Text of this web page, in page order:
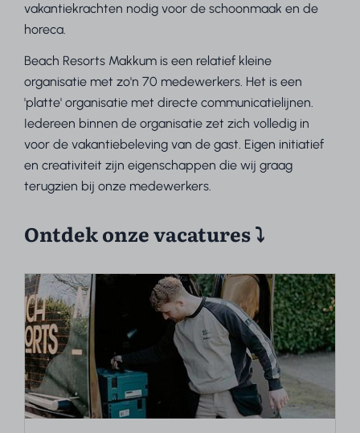
vakantiekrachten nodig voor de schoonmaak en de
horeca.
Beach Resorts Makkum is een relatief kleine
organisatie met zo'n 70 medewerkers. Het is een
'platte' organisatie met directe communicatielijnen.
Iedereen binnen de organisatie zet zich volledig in
voor de vakantiebeleving van de gast. Eigen initiatief
en creativiteit zijn eigenschappen die wij graag
terugzien bij onze medewerkers.
Ontdek onze vacatures ⤵